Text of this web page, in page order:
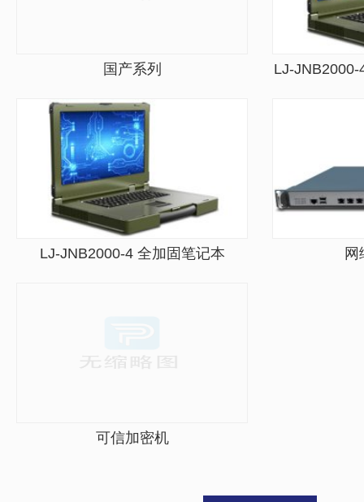
国产系列 LJ-
LJ-JNB2000-4 全加固笔记本 网
可信加密机